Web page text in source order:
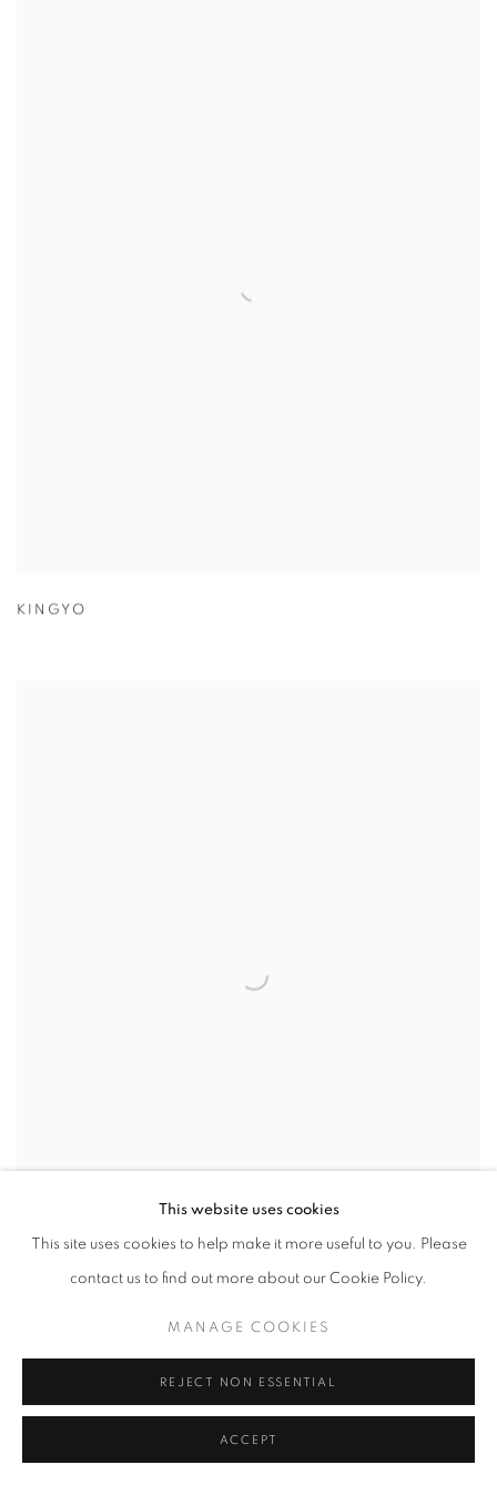
KINGYO
This website uses cookies
This site uses cookies to help make it more useful to you. Please
contact us to find out more about our Cookie Policy.
MANAGE COOKIES
REJECT NON ESSENTIAL
ACCEPT